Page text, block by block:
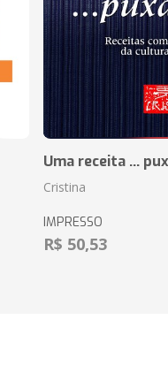
Uma receita ...
Cristina
IMPRESSO
R$ 50,53